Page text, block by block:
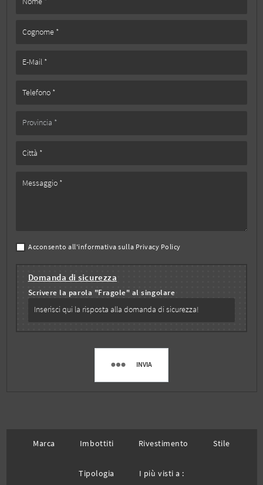
Acconsento all'informativa sulla Privacy Policy
Domanda di sicurezza
Scrivere la parola "Fragole" al singolare
INVIA
Marca Imbottiti Rivestimento Stile
Tipologia I più visti a :